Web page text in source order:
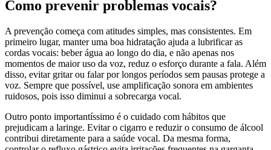
Como prevenir problemas vocais?
A prevenção começa com atitudes simples, mas consistentes. Em
primeiro lugar, manter uma boa hidratação ajuda a lubrificar as
cordas vocais: beber água ao longo do dia, e não apenas nos
momentos de maior uso da voz, reduz o esforço durante a fala. Além
disso, evitar gritar ou falar por longos períodos sem pausas protege a
voz. Sempre que possível, use amplificação sonora em ambientes
ruidosos, pois isso diminui a sobrecarga vocal.
Outro ponto importantíssimo é o cuidado com hábitos que
prejudicam a laringe. Evitar o cigarro e reduzir o consumo de álcool
contribui diretamente para a saúde vocal. Da mesma forma,